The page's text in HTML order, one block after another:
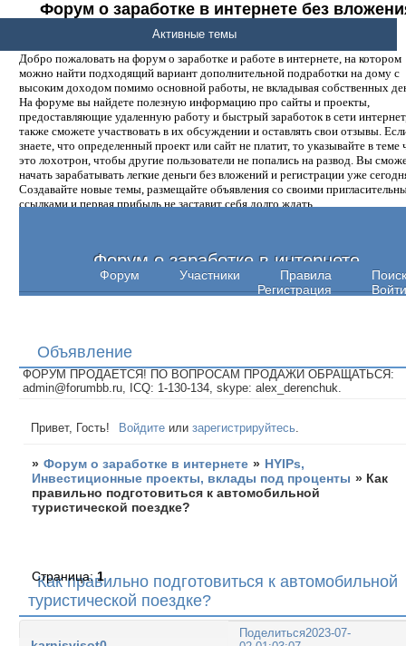
Форум о заработке в интернете без
денег.
Добро пожаловать на форум о заработке и работе в интернете, на котором
можно найти подходящий вариант дополнительной подработки на дому с
высоким доходом помимо основной работы, не вкладывая собственных
На форуме вы найдете полезную информацию про сайты и проекты,
предоставляющие удаленную работу и быстрый заработок в сети
также сможете участвовать в их обсуждении и оставлять свои отзывы.
знаете, что определенный проект или сайт не платит, то указывайте в теме
это лохотрон, чтобы другие пользователи не попались на развод. Вы
начать зарабатывать легкие деньги без вложений и регистрации уже
Создавайте новые темы, размещайте объявления со своими
ссылками и первая прибыль не заставит себя долго ждать.
Форум о заработке в интернете
Форум Участники Правила
Поиск
Регистрация
Войти
Активные темы
Объявление
ФОРУМ ПРОДАЕТСЯ! ПО ВОПРОСАМ ПРОДАЖИ ОБРАЩАТЬСЯ:
admin@forumbb.ru, ICQ: 1-130-134, skype: alex_derenchuk.
Привет, Гость! Войдите илизарегистрируйтесь
» Форум о заработке в интернете » HYIPs,
Инвестиционные проекты, вклады под проценты » Как
правильно подготовиться к автомобильной
туристической поездке?
Как правильно подготовиться к автомобильной
туристической поездке?
Страница:1
Поделиться2023-07-